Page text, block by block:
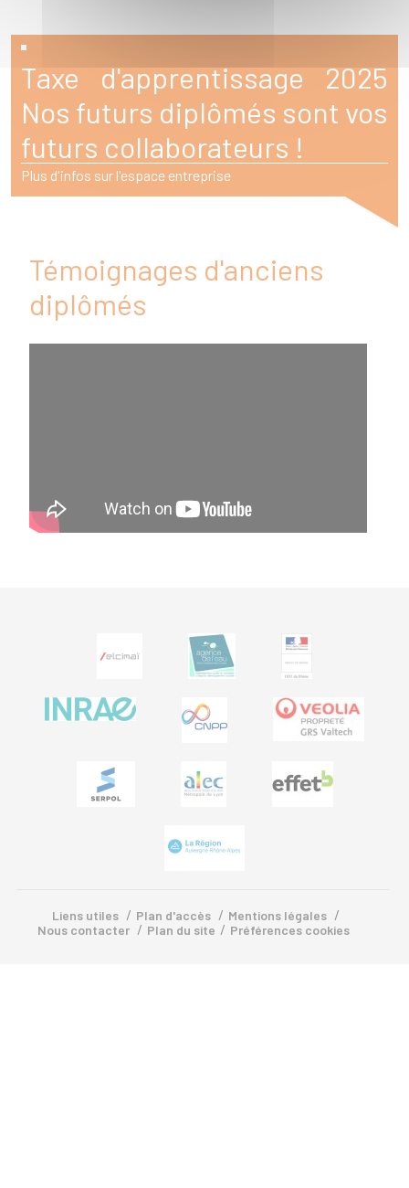
Taxe d'apprentissage 2025
Nos futurs diplômés sont vos
futurs collaborateurs !
Plus d'infos sur l'espace entreprise
Témoignages d'anciens
diplômés
Liens utiles / Plan d'accès / Mentions légales /
Nous contacter / Plan du site / Préférences cookies